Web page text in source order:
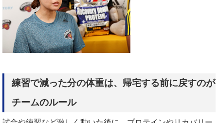
練習で減った分の体重は、帰宅する前に戻すのが
チームのルール